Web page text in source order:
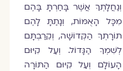
וְנַחֲלָתְךָ אֲשֶׁר בָּחַרְתָּ בָּהֶם
מִכָּל הָאֻמּוֹת, וְנָתַתָּ לָהֶם
תּוֹרָתְךָ הַקְּדוֹשָׁה, וְקֵרַבְתָּם
לְשִׁמְךָ הַגָּדוֹל. וְעַל קִיּוּם
הָעוֹלָם וְעַל קִיּוּם הַתּוֹרָה